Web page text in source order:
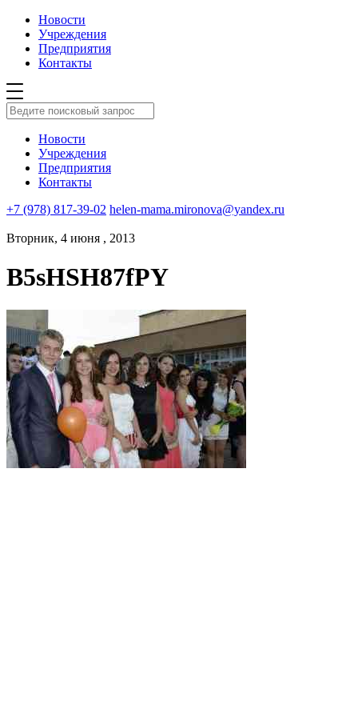
Новости
Учреждения
Предприятия
Контакты
Новости
Учреждения
Предприятия
Контакты
+7 (978) 817-39-02 helen-mama.mironova@yandex.ru
Вторник, 4 июня , 2013
B5sHSH87fPY